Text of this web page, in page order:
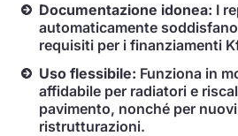
Documentazione idonea: I
automaticamente
requisiti per i finanziamenti
Uso flessibile: Funziona in
affidabile per radiatori e
pavimento, nonché per
ristrutturazioni.